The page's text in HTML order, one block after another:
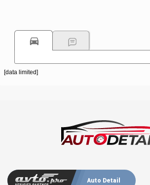
[data limited]
Auto Detail